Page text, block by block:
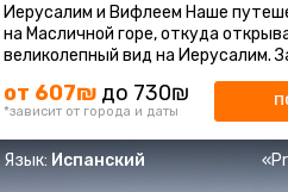
Иерусалим и Вифлеем Наше
на Масличной горе, откуда
великолепный вид на Иерусалим.
от 607₪ до 730₪
*зависит от города и даты
Язык: Испанский